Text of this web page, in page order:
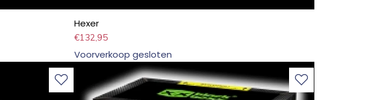
Hexer
€132,95
Voorverkoop gesloten